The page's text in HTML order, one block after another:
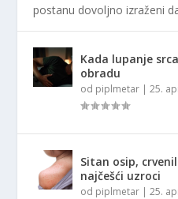
postanu dovoljno izraženi
Kada lupanje
obradu
od piplmetar |25.
Sitan osip,
najčešći uzroci
od piplmetar |25.